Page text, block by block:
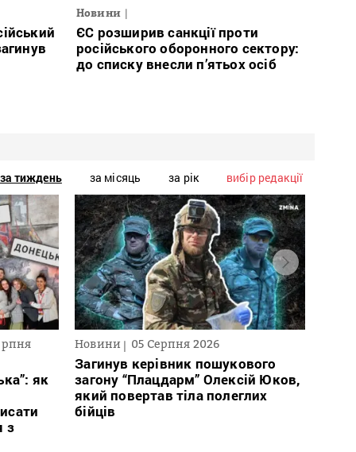
Новини
ЄС розширив санкції проти
російського оборонного сектору:
до списку внесли п’ятьох осіб
за тиждень за місяць за рік вибір редакції
як
з
Новини 05 Серпня 2026
Загинув керівник пошукового
загону “Плацдарм” Олексій Юков,
який повертав тіла полеглих
бійців